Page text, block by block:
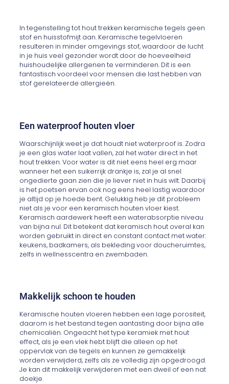
In tegenstelling tot hout trekken keramische tegels geen
stof en huisstofmijt aan. Keramische tegelvloeren
resulteren in minder omgevings stof, waardoor de lucht
in je huis veel gezonder wordt door de hoeveelheid
huishoudelijke allergenen te verminderen. Dit is een
fantastisch voordeel voor mensen die last hebben van
stof gerelateerde allergieën.
Een waterproof houten vloer
Waarschijnlijk weet je dat houdt niet waterproof is. Zodra
je een glas water laat vallen, zal het water direct in het
hout trekken. Voor water is dit niet eens heel erg maar
wanneer het een suikerrijk drankje is, zal je al snel
ongedierte gaan zien die je liever niet in huis wilt. Daarbij
is het poetsen ervan ook nog eens heel lastig waardoor
je altijd op je hoede bent. Gelukkig heb je dit probleem
niet als je voor een keramisch houten vloer kiest.
Keramisch aardewerk heeft een waterabsorptie niveau
van bijna nul. Dit betekent dat keramisch hout overal kan
worden gebruikt in direct en constant contact met water:
keukens, badkamers, als bekleding voor doucheruimtes,
zelfs in wellnesscentra en zwembaden.
Makkelijk schoon te houden
Keramische houten vloeren hebben een lage porositeit,
daarom is het bestand tegen aantasting door bijna alle
chemicaliën. Ongeacht het type keramiek met hout
effect, als je een vlek hebt blijft die alleen op het
oppervlak van de tegels en kunnen ze gemakkelijk
worden verwijderd, zelfs als ze volledig zijn opgedroogd.
Je kan dit makkelijk verwijderen met een dweil of een nat
doekje.